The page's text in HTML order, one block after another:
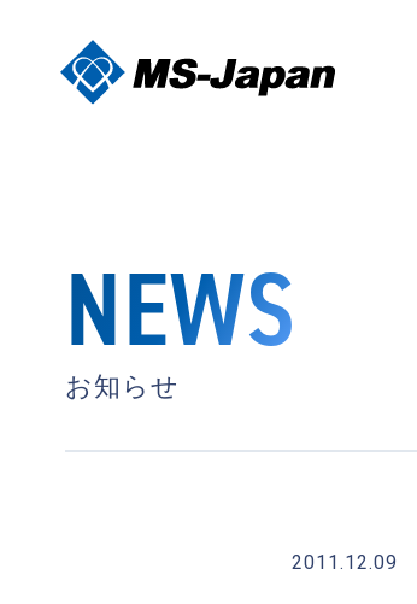
NEWS
お知らせ
2011.12.09